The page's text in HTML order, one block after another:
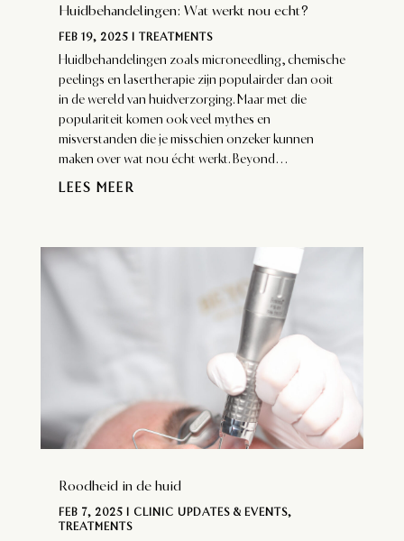
Huidbehandelingen: Wat werkt nou echt?
FEB 19, 2025| TREATMENTS
Huidbehandelingen zoals microneedling, chemische
peelings en lasertherapie zijn populairder dan ooit
in de wereld van huidverzorging. Maar met die
populariteit komen ook veel mythes en
misverstanden die je misschien onzeker kunnen
maken over wat nou écht werkt. Beyond...
LEES MEER
Roodheid in de huid
FEB 7, 2025| CLINIC UPDATES & EVENTS,
TREATMENTS